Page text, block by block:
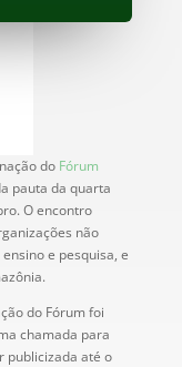
do Fórum
pauta da quarta
O encontro
não
e pesquisa, e
do Fórum foi
chamada para
publicizada até o